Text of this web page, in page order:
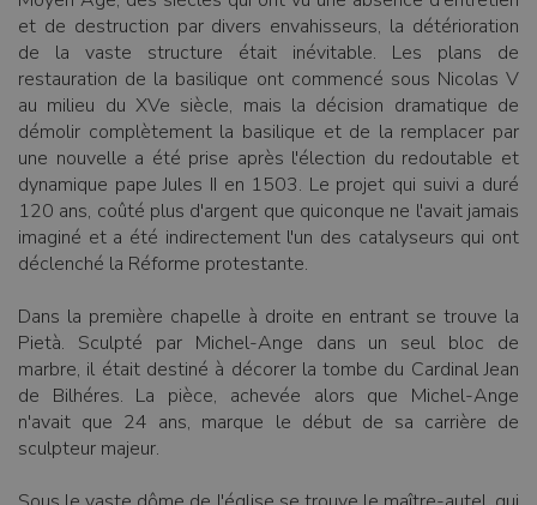
et de destruction par divers envahisseurs, la détérioration
de la vaste structure était inévitable. Les plans de
restauration de la basilique ont commencé sous Nicolas V
au milieu du XVe siècle, mais la décision dramatique de
démolir complètement la basilique et de la remplacer par
une nouvelle a été prise après l'élection du redoutable et
dynamique pape Jules II en 1503. Le projet qui suivi a duré
120 ans, coûté plus d'argent que quiconque ne l'avait jamais
imaginé et a été indirectement l'un des catalyseurs qui ont
déclenché la Réforme protestante.
Dans la première chapelle à droite en entrant se trouve la
Pietà. Sculpté par Michel-Ange dans un seul bloc de
marbre, il était destiné à décorer la tombe du Cardinal Jean
de Bilhéres. La pièce, achevée alors que Michel-Ange
n'avait que 24 ans, marque le début de sa carrière de
sculpteur majeur.